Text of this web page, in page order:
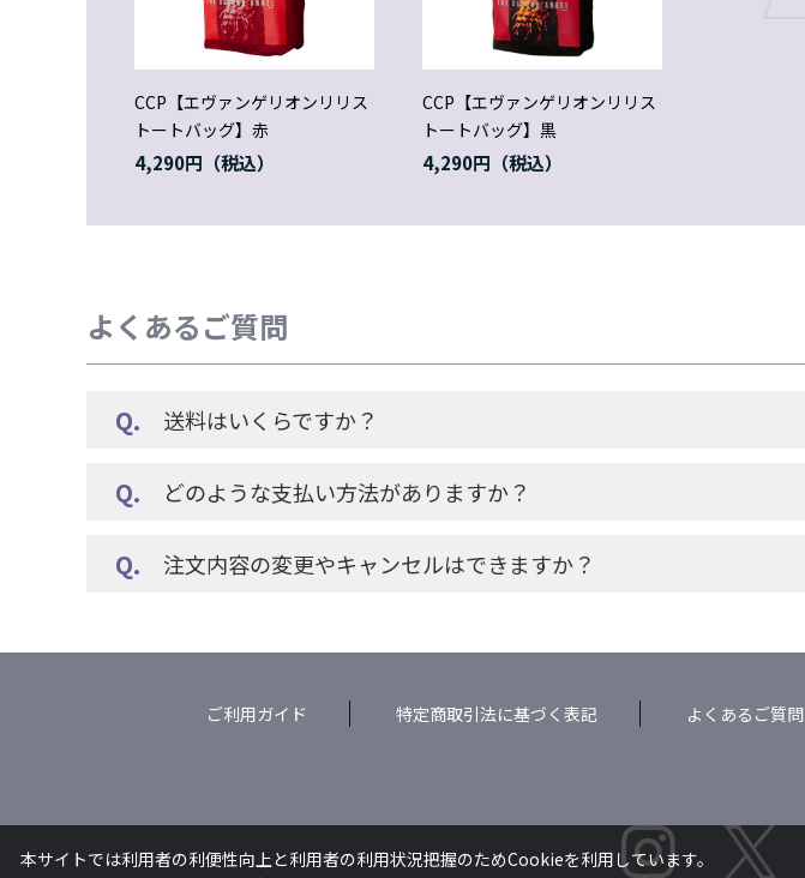
CCP【エヴァンゲリオンリリス
トートバッグ】赤
4,290円
CCP【エヴァンゲリオンリリス
トートバッグ】黒
4,290円
よくあるご質問
送料はいくらですか？
どのような支払い方法がありますか？
注文内容の変更やキャンセルはできますか？
ご利用ガイド 特定商取引法に基づく表記 よくあるご質問
本サイトでは利用者の利便性向上と利用者の利用状況把握のためCookieを利用しています。